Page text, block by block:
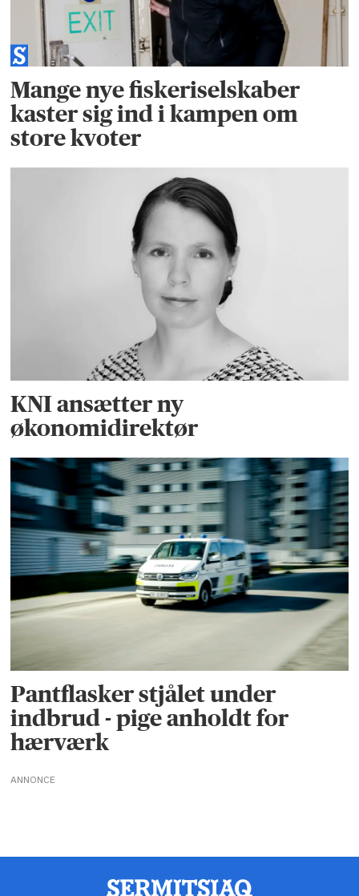
Mange nye fiskeriselskaber
kaster sig ind i kampen om
store kvoter
KNI ansætter ny
økonomidirektør
Pantflasker stjålet under
indbrud - pige anholdt for
hærværk
ANNONCE